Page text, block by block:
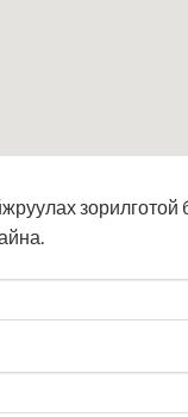
зорилготой